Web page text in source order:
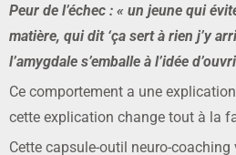
Peur de l’échec : « un jeune qui
matière, qui dit ‘ça sert à rien j’y
l’amygdale s’emballe à l’idée
Ce comportement a une
cette explication change tout à la
Cette capsule-outil neuro-coaching